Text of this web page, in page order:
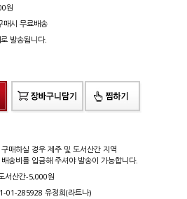
원
매시 무료배송
발송됩니다.
매하실 경우 제주 및 도서산간 지역
송비를 입금해 주셔야 발송이 가능합니다.
서산간-5,000원
01-285928 유정희(라트나)